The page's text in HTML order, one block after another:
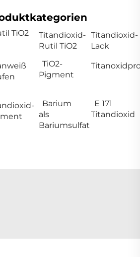
TiO2
Titandioxid-
Rutil TiO2
Titandioxid-
Lack
TiO2-
Pigment
Barium
als
Bariumsulfat
E 171
Titandioxid